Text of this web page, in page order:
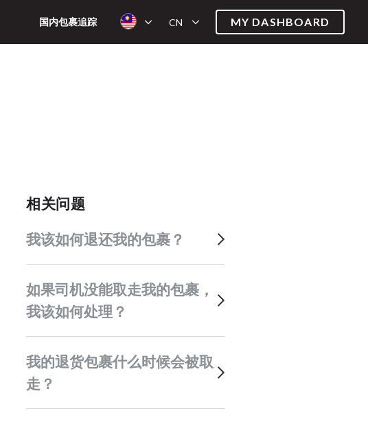
国内包裹追踪 CN MY DASHBOARD
相关问题
我该如何退还我的包裹？
如果司机没能取走我的包裹，
我该如何处理？
我的退货包裹什么时候会被取
走？